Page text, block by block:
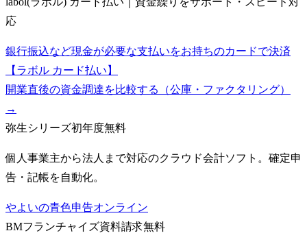
応
銀行振込など現金が必要な支払いをお持ちのカードで決済
【ラボル カード払い】
開業直後の資金調達を比較する（公庫・ファクタリング）
→
弥生シリーズ初年度無料
個人事業主から法人まで対応のクラウド会計ソフト。確定申
告・記帳を自動化。
やよいの青色申告オンライン
BMフランチャイズ資料請求無料